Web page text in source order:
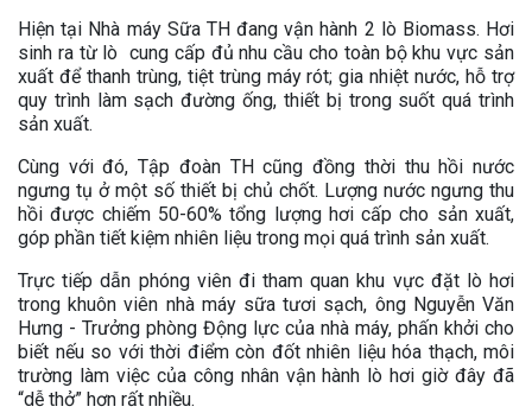
Hiện tại Nhà máy Sữa TH đang vận hành 2 lò Biomass. Hơi
sinh ra từ lò cung cấp đủ nhu cầu cho toàn bộ khu vực sản
xuất để thanh trùng, tiệt trùng máy rót; gia nhiệt nước, hỗ trợ
quy trình làm sạch đường ống, thiết bị trong suốt quá trình
sản xuất.
Cùng với đó, Tập đoàn TH cũng đồng thời thu hồi nước
ngưng tụ ở một số thiết bị chủ chốt. Lượng nước ngưng thu
hồi được chiếm 50-60% tổng lượng hơi cấp cho sản xuất,
góp phần tiết kiệm nhiên liệu trong mọi quá trình sản xuất.
Trực tiếp dẫn phóng viên đi tham quan khu vực đặt lò hơi
trong khuôn viên nhà máy sữa tươi sạch, ông Nguyễn Văn
Hưng - Trưởng phòng Động lực của nhà máy, phấn khởi cho
biết nếu so với thời điểm còn đốt nhiên liệu hóa thạch, môi
trường làm việc của công nhân vận hành lò hơi giờ đây đã
“dễ thở” hơn rất nhiều.